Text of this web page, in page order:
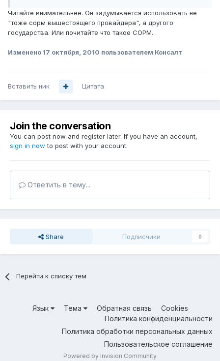
Читайте внимательнее. Он задумывается использовать не
"тоже сорм вышестоящего провайдера", а другого
государства. Или почитайте что такое СОРМ.
Изменено 17 октября, 2010 пользователем Консалт
Вставить ник Цитата
Join the conversation
You can post now and register later. If you have an account,
sign in now to post with your account.
Ответить в тему...
Share Подписчики 0
Перейти к списку тем
Язык Тема Обратная связь
Cookies
Политика конфиденциальности
Политика обработки персональных данных
Пользовательское соглашение
Powered by Invision Community